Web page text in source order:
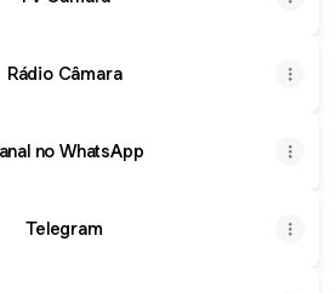
Rádio Câmara
no WhatsApp
Telegram